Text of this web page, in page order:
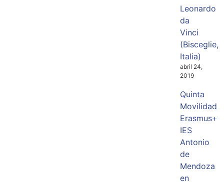
Leonardo
da
Vinci
(Bisceglie,
Italia)
abril 24,
2019
Quinta
Movilidad
Erasmus+
IES
Antonio
de
Mendoza
en